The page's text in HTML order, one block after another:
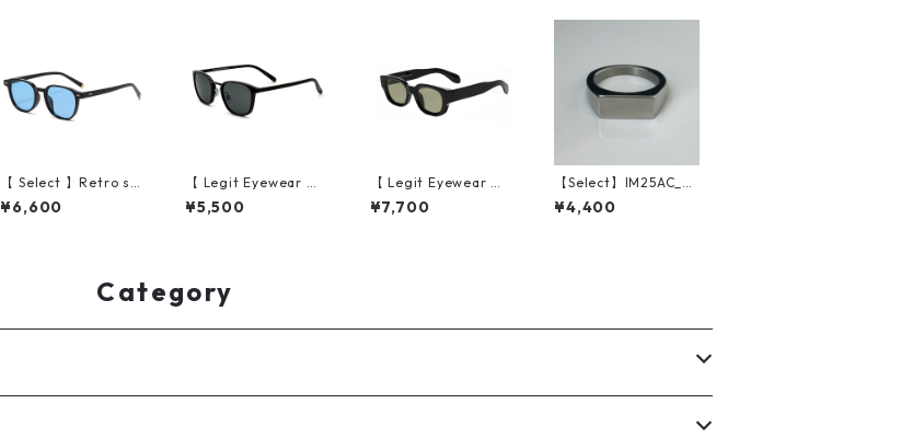
【 Select 】Retro sq
uare Sunglasses (Bla
ck/Blue)
¥6,600
【 Legit Eyewear 】S
unglasses Shotoku
(Black/Smoke)
¥5,500
【 Legit Eyewear 】S
unglasses Koukou
（Black/Lt Green)
¥7,700
【Select】IM25AC_R
G023 / Simple squar
er ring（Silver）
¥4,400
Category